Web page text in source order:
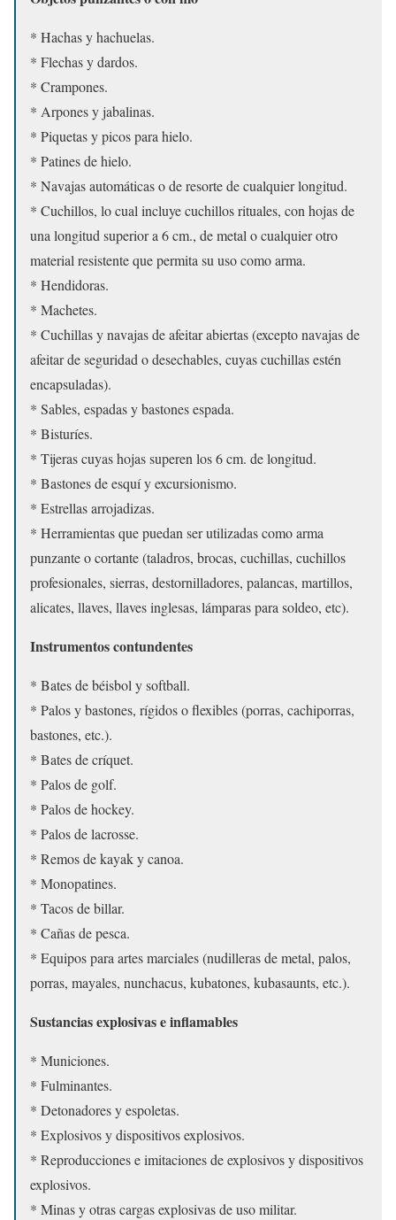
* Hachas y hachuelas.
* Flechas y dardos.
* Crampones.
* Arpones y jabalinas.
* Piquetas y picos para hielo.
* Patines de hielo.
* Navajas automáticas o de resorte de cualquier longitud.
* Cuchillos, lo cual incluye cuchillos rituales, con hojas de
una longitud superior a 6 cm., de metal o cualquier otro
material resistente que permita su uso como arma.
* Hendidoras.
* Machetes.
* Cuchillas y navajas de afeitar abiertas (excepto navajas de
afeitar de seguridad o desechables, cuyas cuchillas estén
encapsuladas).
* Sables, espadas y bastones espada.
* Bisturíes.
* Tijeras cuyas hojas superen los 6 cm. de longitud.
* Bastones de esquí y excursionismo.
* Estrellas arrojadizas.
* Herramientas que puedan ser utilizadas como arma
punzante o cortante (taladros, brocas, cuchillas, cuchillos
profesionales, sierras, destornilladores, palancas, martillos,
alicates, llaves, llaves inglesas, lámparas para soldeo, etc).
Instrumentos contundentes
* Bates de béisbol y softball.
* Palos y bastones, rígidos o flexibles (porras, cachiporras,
bastones, etc.).
* Bates de críquet.
* Palos de golf.
* Palos de hockey.
* Palos de lacrosse.
* Remos de kayak y canoa.
* Monopatines.
* Tacos de billar.
* Cañas de pesca.
* Equipos para artes marciales (nudilleras de metal, palos,
porras, mayales, nunchacus, kubatones, kubasaunts, etc.).
Sustancias explosivas e inflamables
* Municiones.
* Fulminantes.
* Detonadores y espoletas.
* Explosivos y dispositivos explosivos.
* Reproducciones e imitaciones de explosivos y dispositivos
explosivos.
* Minas y otras cargas explosivas de uso militar.